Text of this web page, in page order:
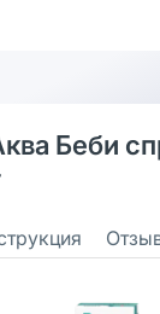
Беби